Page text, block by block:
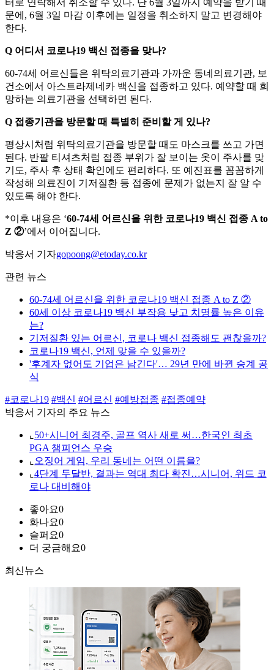
터로 연락해서 취소할 수 있다. 단 6월 3일까지 예약을 받기 때
문에, 6월 3일 마감 이후에는 일정을 취소하지 말고 변경해야
한다.
Q 어디서 코로나19 백신 접종을 맞나?
60-74세 어르신들은 위탁의료기관과 가까운 동네의료기관, 보
건소에서 아스트라제네카 백신을 접종하고 있다. 예약할 때 희
망하는 의료기관을 선택하면 된다.
Q 접종기관을 방문할 때 특별히 준비할 게 있나?
평상시처럼 위탁의료기관을 방문할 때도 마스크를 쓰고 가면
된다. 반팔 티셔츠처럼 접종 부위가 잘 보이는 옷이 주사를 맞
기도, 주사 후 상태 확인에도 편리하다. 또 예진표를 꼼꼼하게
작성해 의료진이 기저질환 등 접종에 문제가 없는지 잘 알 수
있도록 해야 한다.
*이후 내용은 ‘60-74세 어르신을 위한 코로나19 백신 접종 A to
Z ②’에서 이어집니다.
박응서 기자gopoong@etoday.co.kr
관련 뉴스
60-74세 어르신을 위한 코로나19 백신 접종 A to Z ②
60세 이상 코로나19 백신 부작용 낮고 치명률 높은 이유
는?
기저질환 있는 어르신, 코로나 백신 접종해도 괜찮을까?
코로나19 백신, 언제 맞을 수 있을까?
'후계자 없어도 기업은 남긴다'… 29년 만에 바뀐 승계 공
식
#코로나19 #백신 #어르신 #예방접종 #접종예약
박응서 기자의 주요 뉴스
⌞ 50+시니어 최경주, 골프 역사 새로 써…한국인 최초
PGA 챔피언스 우승
⌞ 오징어 게임, 우리 동네는 어떤 이름을?
⌞ 4단계 두달반, 결과는 역대 최다 확진…시니어, 위드 코
로나 대비해야
좋아요0
화나요0
슬퍼요0
더 궁금해요0
최신뉴스